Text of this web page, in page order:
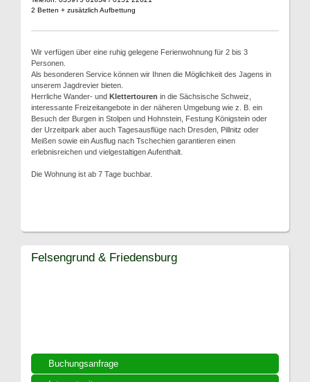
2 Betten + zusätzlich Aufbettung
Wir verfügen über eine ruhig gelegene Ferienwohnung für 2 bis 3
Personen.
Als besonderen Service können wir Ihnen die Möglichkeit des Jagens in
unserem Jagdrevier bieten.
Herrliche Wander- und Klettertouren in die Sächsische Schweiz,
interessante Freizeitangebote in der näheren Umgebung wie z. B. ein
Besuch der Burgen in Stolpen und Hohnstein, Festung Königstein oder
der Urzeitpark aber auch Tagesausflüge nach Dresden, Pillnitz oder
Meißen sowie ein Ausflug nach Tschechien garantieren einen
erlebnisreichen und vielgestaltigen Aufenthalt.
Die Wohnung ist ab 7 Tage buchbar.
Buchungsanfrage
Felsengrund & Friedensburg